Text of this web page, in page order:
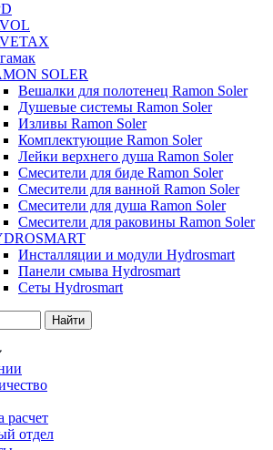
SOLER
Вешалки для полотенец Ramon Soler
Душевые системы Ramon Soler
Изливы Ramon Soler
Комплектующие Ramon Soler
Лейки верхнего душа Ramon Soler
Смесители для биде Ramon Soler
Смесители для ванной Ramon Soler
Смесители для душа Ramon Soler
Смесители для раковины Ramon Soler
Инсталляции и модули Hydrosmart
Панели смыва Hydrosmart
Сеты Hydrosmart
Найти
расчет
отдел